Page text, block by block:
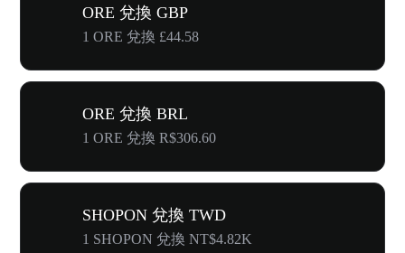
ORE 兌換 GBP
1 ORE 兌換 £44.58
ORE 兌換 BRL
1 ORE 兌換 R$306.60
SHOPON 兌換 TWD
1 SHOPON 兌換 NT$4.82K